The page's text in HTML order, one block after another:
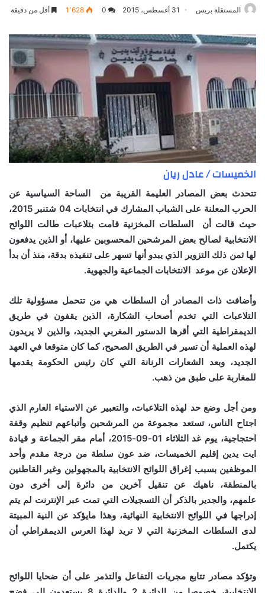
المستقلة بريس 31 أغسطس، 2015 0 1٬628 أقل من دقيقة
الخميسات / عادل ريان
‬تتحدث بعض المصادر العليمة القريبة من الساحة السياسية عن
الحرب المعلنة على الشباب المشارك في انتخابات 04 شتنبر 2015،
حيث قالت أن السلطات المخزنية قامت بتلاعبات طالت اللوائح
الانتخابية لصالح بعض المرشحين المحسوبين عليها، أو الذين يدفعون
لها ثمن ذلك التزوير الذي يبدو أنها تسهر على تنفيذه بدقة، منذ أن بدأ
الإعلان عن موعد الانتخابات الجماعية والجهوية.
وأضافت ذات المصادر أن السلطات هي من تتحمل مسؤولية تلك
التلاعبات التي تخدم أصحاب الشكارة، الذين يقفون في طريق
الديمقراطية التي أقرها الدستور المغربي الجديد، والذين لا يريدون
لهذه العملية أن تسير في الطريق الصحيح، كما كان متوقعا في العهد
الجديد، وبعد الشعارات الرنانة التي كان رئيس الحكومة يقدمها
للمغاربة على طبق من ذهب.
ومن أجل وضع حد لهذه التلاعبات، والتعبير عن الاستياء العارم الذي
اجتاح الناس، تستعد مجموعة من المرشحين وأتباعهم تنظيم وقفة
احتجاجية، يوم غد الثلاثاء 01-09-2015، أمام مقر الجماعة و قيادة
ايت يدين إقليم الخميسات، ضد عون سلطة من درجة مقدم وأحد
الموظفين بسبب إغراق اللوائح الانتخابية بالمجهولين وغير القاطنين
بالمنطقة، ناهيك عن تنقيل آخرين من دائرة إلى أخرى دون
علمهم، والجدير بالذكر أن التسجيلات التي تمت عبر الإنترنت لم يتم
إدراجها في اللوائح الانتخابية النهائية، وهذا مايؤكد عن النية المبيتة
لدى السلطات المخزنية التي لا تريد لهذا العرس الديمقراطي أن
يكتمل.
وتؤكد مصادر تتابع مجريات التفاعل والتذمر على أن ضحايا اللوائح